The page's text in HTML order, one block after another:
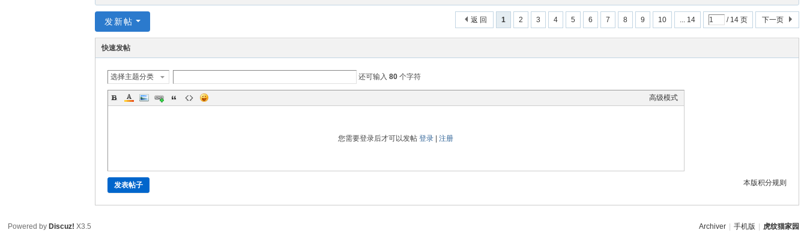
1 2 3 4 5 6 7 8 9 10 ... 14 / 14 页 下一页
返 回
发新帖
快速发帖
选择主题分类 还可输入80 个字符
高级模式
您需要登录后才可以发帖登录 |注册
本版积分规则
发表帖子
Archiver 手机版 虎纹猫家园
Powered by Discuz! X3.5